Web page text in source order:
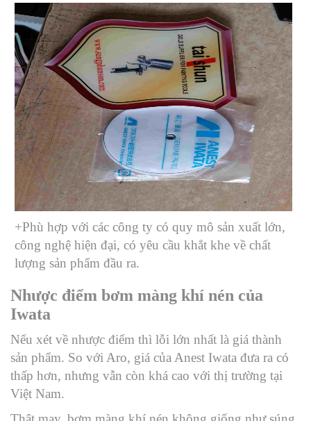
+Phù hợp với các công ty có quy mô sản xuất lớn,
công nghệ hiện đại, có yêu cầu khắt khe về chất
lượng sản phẩm đầu ra.
Nhược điểm bơm màng khí nén của
Iwata
Nếu xét về nhược điểm thì lỗi lớn nhất là giá thành
sản phẩm. So với Aro, giá của Anest Iwata đưa ra có
thấp hơn, nhưng vẫn còn khá cao với thị trường tại
Việt Nam.